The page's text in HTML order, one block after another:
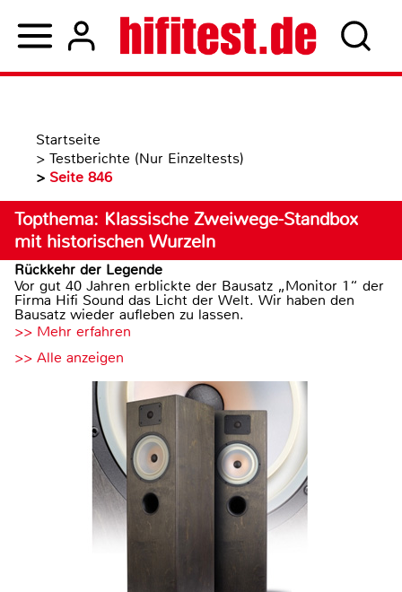
Startseite
> Testberichte (Nur Einzeltests)
> Seite 846
Topthema: Klassische Zweiwege-Standbox
mit historischen Wurzeln
Rückkehr der Legende
Vor gut 40 Jahren erblickte der Bausatz „Monitor 1“ der
Firma Hifi Sound das Licht der Welt. Wir haben den
Bausatz wieder aufleben zu lassen.
>> Mehr erfahren
>> Alle anzeigen